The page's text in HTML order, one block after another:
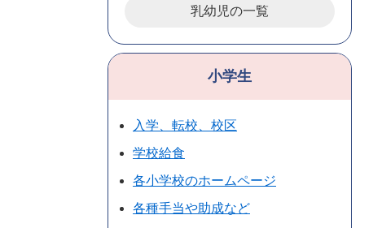
乳幼児の一覧
小学生
入学、転校、校区
学校給食
各小学校のホームページ
各種手当や助成など